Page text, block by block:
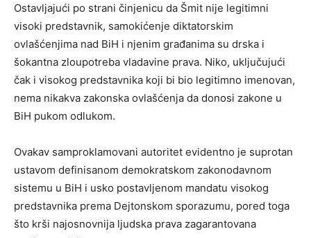
Ostavljajući po strani činjenicu da Šmit nije legitimni
visoki predstavnik, samokićenje diktatorskim
ovlašćenjima nad BiH i njenim građanima su drska i
šokantna zloupotreba vladavine prava. Niko, uključujući
čak i visokog predstavnika koji bi bio legitimno imenovan,
nema nikakva zakonska ovlašćenja da donosi zakone u
BiH pukom odlukom.
Ovakav samproklamovani autoritet evidentno je suprotan
ustavom definisanom demokratskom zakonodavnom
sistemu u BiH i usko postavljenom mandatu visokog
predstavnika prema Dejtonskom sporazumu, pored toga
što krši najosnovnija ljudska prava zagarantovana